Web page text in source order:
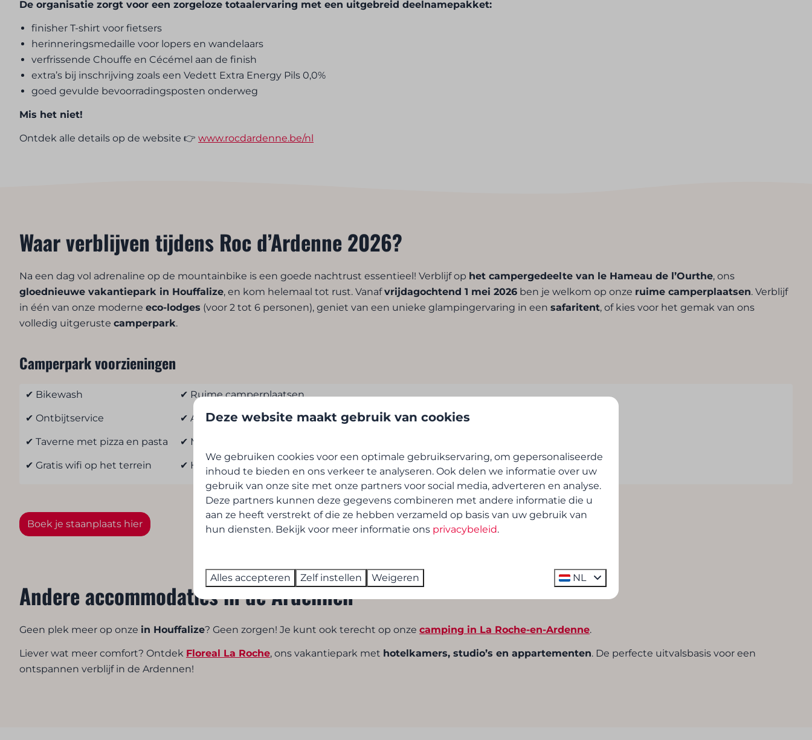
De organisatie zorgt voor een zorgeloze totaalervaring met een uitgebreid deelnamepakket:
finisher T-shirt voor fietsers
herinneringsmedaille voor lopers en wandelaars
verfrissende Chouffe en Cécémel aan de finish
extra’s bij inschrijving zoals een Vedett Extra Energy Pils 0,0%
goed gevulde bevoorradingsposten onderweg
Mis het niet!
Ontdek alle details op de website 👉www.rocdardenne.be/nl
Waar verblijven tijdens Roc d’Ardenne 2026?
Na een dag vol adrenaline op de mountainbike is een goede nachtrust essentieel! Verblijf op het campergedeelte van le Hameau de l’Ourthe, ons
gloednieuwe vakantiepark in Houffalize, en kom helemaal tot rust. Vanafvrijdagochtend 1 mei 2026 ben je welkom op onze ruime camperplaatsen. Verblijf
in één van onze moderneeco-lodges (voor 2 tot 6 personen), geniet van een unieke glampingervaring in eensafaritent, of kies voor het gemak van ons
volledig uitgerustecamperpark.
Camperpark voorzieningen
✔ Bikewash
✔ Ontbijtservice
✔ Taverne met pizza en pasta
✔ Gratis wifi op het terrein
✔ Ruime camperplaatsen
✔ Aansluiting op elektriciteit (16A) en water
✔ Moderne sanitaire voorzieningen: douches met warm water & wastafels met koud water
✔ Honden welkom
Boek je staanplaats hier
Andere accommodaties in de Ardennen
Geen plek meer op onze in Houffalize? Geen zorgen! Je kunt ook terecht op onzecamping in La Roche-en-Ardenne.
Liever wat meer comfort? Ontdek Floreal La Roche, ons vakantiepark met hotelkamers, studio’s en appartementen. De perfecte uitvalsbasis voor een
ontspannen verblijf in de Ardennen!
Deze website maakt gebruik van cookies
We gebruiken cookies voor een optimale gebruikservaring, om gepersonaliseerde
inhoud te bieden en ons verkeer te analyseren. Ook delen we informatie over uw
gebruik van onze site met onze partners voor social media, adverteren en analyse.
Deze partners kunnen deze gegevens combineren met andere informatie die u
aan ze heeft verstrekt of die ze hebben verzameld op basis van uw gebruik van
hun diensten. Bekijk voor meer informatie ons privacybeleid.
Alles accepteren Zelf instellen Weigeren NL